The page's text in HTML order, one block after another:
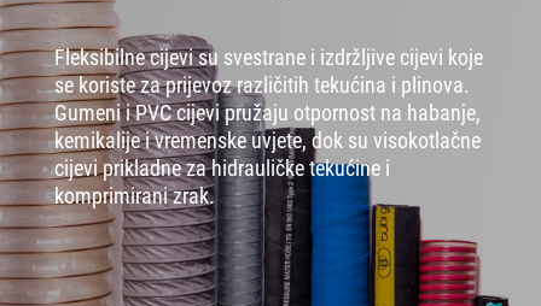
Fleksibilne cijevi su svestrane i izdržljive cijevi koje
se koriste za prijevoz različitih tekućina i plinova.
Gumeni i PVC cijevi pružaju otpornost na habanje,
kemikalije i vremenske uvjete, dok su visokotlačne
cijevi prikladne za hidrauličke tekućine i
komprimirani zrak.